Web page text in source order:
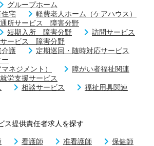
グループホーム
住宅
軽費老人ホーム（ケアハウス）
通所サービス 障害分野
短期入所 障害分野
訪問サービス
ービス 障害分野
介護
定期巡回・随時対応サービス
ネジメント）
障がい者福祉関連
就労支援サービス
相談サービス
福祉用具関連
ス提供責任者求人を探す
看護師 准看護師
保健師